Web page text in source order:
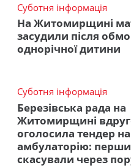
Суботня інформація
На Житомирщині
засудили після
однорічної дитини
Суботня інформація
Березівська рада на
Житомирщині
оголосила тендер на
амбулаторію:
скасували через